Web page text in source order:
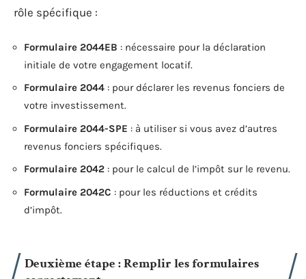
rôle spécifique :
Formulaire 2044EB : nécessaire pour la déclaration
initiale de votre engagement locatif.
Formulaire 2044 : pour déclarer les revenus fonciers de
votre investissement.
Formulaire 2044-SPE : à utiliser si vous avez d’autres
revenus fonciers spécifiques.
Formulaire 2042 : pour le calcul de l’impôt sur le revenu.
Formulaire 2042C : pour les réductions et crédits
d’impôt.
Deuxième étape : Remplir les formulaires